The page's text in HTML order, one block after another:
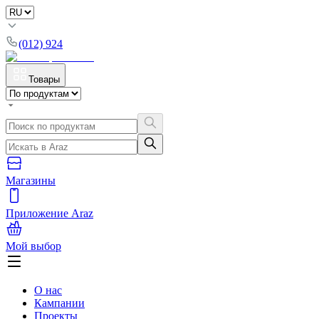
(012) 924
Товары
Магазины
Приложение Araz
Мой выбор
О нас
Кампании
Проекты